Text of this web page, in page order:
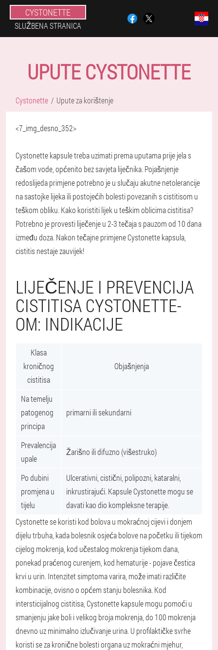
CYSTONETTE
SLUŽBENA STRANICA
UPUTE CYSTONETTE
Cystonette Upute za korištenje
<7_img_desno_352>
Cystonette kapsule treba uzimati prema uputama prije jela s
čašom vode, općenito bez savjeta liječnika. Pojašnjenje
redoslijeda primjene potrebno je u slučaju akutne netolerancije
na sastojke lijeka ili postojećih bolesti povezanih s cistitisom u
teškom obliku. Kako koristiti lijek u teškim oblicima cistitisa?
Potrebno je provesti liječenje u 2-3 tečaja s pauzom od 10 dana
između doza. Nakon tečajne primjene Cystonette kapsula,
cistitis nestaje zauvijek!
LIJEČENJE I PREVENCIJA
CISTITISA CYSTONETTE-
OM: INDIKACIJE
Klasa
kroničnog
cistitisa
Objašnjenja
Na temelju
patogenog
principa
primarni ili sekundarni
Prevalencija
upale
Žarišno ili difuzno (višestruko)
Po dubini
promjena u
tijelu
Ulcerativni, cistični, polipozni, kataralni,
inkrustirajući. Kapsule Cystonette mogu se
davati kao dio kompleksne terapije.
Cystonette se koristi kod bolova u mokraćnoj cijevi i donjem
dijelu trbuha, kada bolesnik osjeća bolove na početku ili tijekom
cijelog mokrenja, kod učestalog mokrenja tijekom dana,
ponekad praćenog curenjem, kod hematurije - pojave čestica
krvi u urin. Intenzitet simptoma varira, može imati različite
kombinacije, ovisno o općem stanju bolesnika. Kod
intersticijalnog cistitisa, Cystonette kapsule mogu pomoći u
smanjenju jake boli i velikog broja mokrenja, do 100 mokrenja
dnevno uz minimalno izlučivanje urina. U profilaktičke svrhe
koristi se za kronične bolesti organa uz mokraćni mjehur,